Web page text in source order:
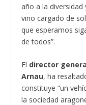
año a la diversidad
vino cargado de
que esperamos
de todos”.
El director
Arnau, ha
constituye “un
la sociedad